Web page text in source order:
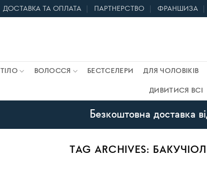
ДОСТАВКА ТА ОПЛАТА ПАРТНЕРСТВО ФРАНШИЗА
ТІЛО ВОЛОССЯ БЕСТСЕЛЕРИ ДЛЯ ЧОЛОВІКІВ
ДИВИТИСЯ ВСІ
Безкоштовна доставка
TAG ARCHIVES: